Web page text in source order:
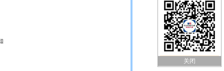
关闭